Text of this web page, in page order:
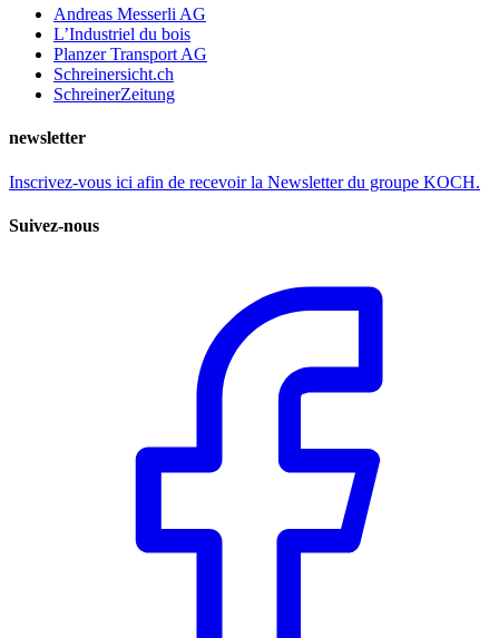
Andreas Messerli AG
L’Industriel du bois
Planzer Transport AG
Schreinersicht.ch
SchreinerZeitung
newsletter
Inscrivez-vous ici afin de recevoir la Newsletter du groupe KOCH.
Suivez-nous